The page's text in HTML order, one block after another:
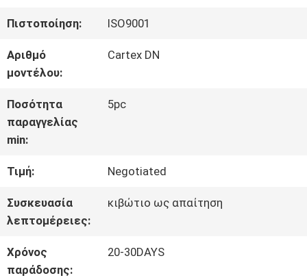
ΕΜΕΊΣ
ΓΎΡΟΣ
ΕΡΓΟΣΤΑΣΊΩΝ
ΠΟΙΟΤΙΚΌΣ
ΈΛΕΓΧΟΣ
ΕΛΆΤΕ
Πιστοποίηση: ISO9001
Αριθμό
μοντέλου:
Cartex DN
Ποσότητα
παραγγελίας
min:
5pc
Τιμή: Negotiated
Συσκευασία
λεπτομέρειες:
κιβώτιο ως απαίτηση
Χρόνος
παράδοσης:
20-30DAYS